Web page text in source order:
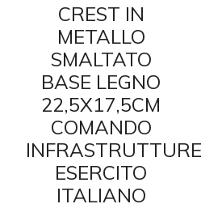
CREST IN
METALLO
SMALTATO
BASE LEGNO
22,5X17,5CM
COMANDO
INFRASTRUTTURE
ESERCITO
ITALIANO